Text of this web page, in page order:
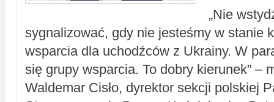
„Nie
sygnalizować, gdy nie jesteśmy w stanie
wsparcia dla uchodźców z Ukrainy. W
się grupy wsparcia. To dobry kierunek” –
Waldemar Cisło, dyrektor sekcji polskiej